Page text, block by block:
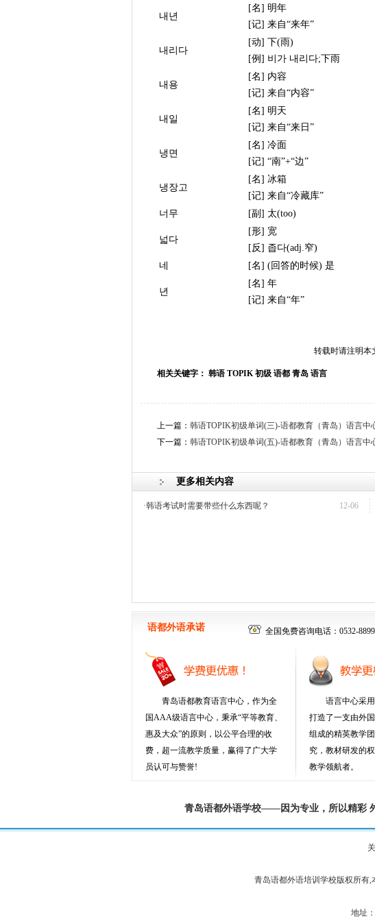
내년
[名] 明年
[记] 来自“来年”
내리다
[动] 下(雨)
[例] 비가 내리다;下雨
내용
[名] 内容
[记] 来自“内容”
내일
[名] 明天
[记] 来自“来日”
냉면
[名] 冷面
[记] “南”+“边”
냉장고
[名] 冰箱
[记] 来自“冷藏库”
너무
[副] 太(too)
넓다
[形] 宽
[反] 좁다(adj.窄)
네
[名] (回答的时候) 是
년
[名] 年
[记] 来自“年”
转载时请注明本
相关关键字： 韩语 TOPIK 初级 语都 青岛 语言
上一篇： 韩语TOPIK初级单词(三)-语都教育（青岛）语言中
下一篇： 韩语TOPIK初级单词(五)-语都教育（青岛）语言中
更多相关内容
·韩语考试时需要带些什么东西呢？ 12-06
语都外语承诺 全国免费咨询电话：0532-
青岛语都教育语言中心，作为全
国AAA级语言中心，秉承“平等教育、
惠及大众”的原则，以公平合理的收
费，超一流教学质量，赢得了广大学
员认可与赞誉!
语言中心采用
打造了一支由外
组成的精英教学
究，教材研发的
教学领航者。
青岛语都外语学校——因为专业，所以精彩
青岛语都外语培训学校版权所有,
地址